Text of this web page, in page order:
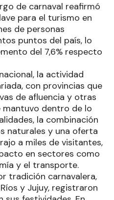
de carnaval reafirmó
para el turismo en
de personas
puntos del país, lo
del 7,6% respecto
la actividad
con provincias que
de afluencia y otras
dentro de lo
la combinación
naturales y una oferta
a miles de visitantes,
en sectores como
y el transporte.
tradición carnavalera,
y Jujuy, registraron